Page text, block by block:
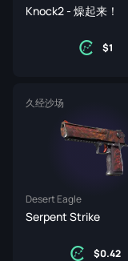
Knock2 - 燥起来！
1
久经沙场
Desert Eagle
Serpent Strike
0.42